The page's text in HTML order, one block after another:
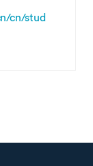
cn/stud